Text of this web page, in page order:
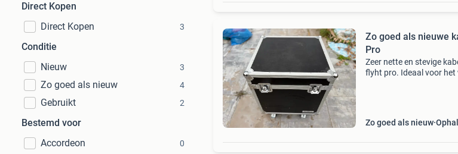
Direct Kopen
Direct Kopen
3
Conditie
Nieuw
3
Zo goed als nieuw 4
Gebruikt 2
Bestemd voor
Accordeon
0
Zo goed als nieuwe
Pro
Zeer nette en stevige
flyht pro. Ideaal voor
Zo goed als nieuw